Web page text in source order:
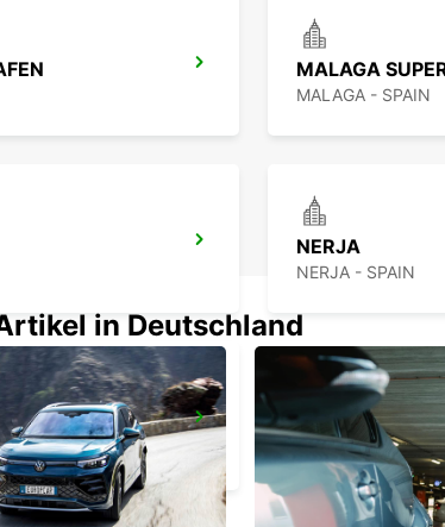
MALAGA
MALAGA - SPAIN
NERJA
NERJA - SPAIN
- SPAIN
ALGECIRAS
ALGECIRAS -
in Deutschland